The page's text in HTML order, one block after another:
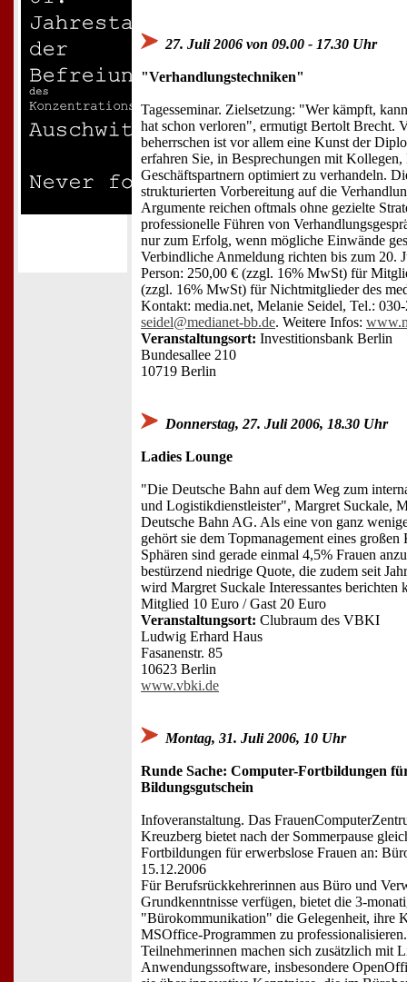
27. Juli 2006 von 09.00 - 17.30 Uhr
"Verhandlungstechniken"
Tagesseminar. Zielsetzung: "Wer kämpft,
hat schon verloren", ermutigt Bertolt Brecht.
beherrschen ist vor allem eine Kunst der
erfahren Sie, in Besprechungen mit
Geschäftspartnern optimiert zu verhandeln.
strukturierten Vorbereitung auf die
Argumente reichen oftmals ohne gezielte
professionelle Führen von
nur zum Erfolg, wenn mögliche Einwände
Verbindliche Anmeldung richten bis zum 20.
Person: 250,00 € (zzgl. 16% MwSt) für
(zzgl. 16% MwSt) für Nichtmitglieder des
Kontakt: media.net, Melanie Seidel, Tel.:
seidel@medianet-bb.de. Weitere Infos:
Veranstaltungsort: Investitionsbank Berlin
Bundesallee 210
10719 Berlin
Donnerstag, 27. Juli 2006, 18.30 Uhr
Ladies Lounge
"Die Deutsche Bahn auf dem Weg zum
und Logistikdienstleister", Margret Suckale,
Deutsche Bahn AG. Als eine von ganz
gehört sie dem Topmanagement eines
Sphären sind gerade einmal 4,5% Frauen
bestürzend niedrige Quote, die zudem seit
wird Margret Suckale Interessantes berichten
Mitglied 10 Euro / Gast 20 Euro
Veranstaltungsort: Clubraum des VBKI
Ludwig Erhard Haus
Fasanenstr. 85
10623 Berlin
www.vbki.de
Montag, 31. Juli 2006, 10 Uhr
Runde Sache: Computer-Fortbildungen
Bildungsgutschein
Infoveranstaltung. Das
Kreuzberg bietet nach der Sommerpause
Fortbildungen für erwerbslose Frauen an:
15.12.2006
Für Berufsrückkehrerinnen aus Büro und
Grundkenntnisse verfügen, bietet die 3-
"Bürokommunikation" die Gelegenheit, ihre
MSOffice-Programmen zu
Teilnehmerinnen machen sich zusätzlich mit
Anwendungssoftware, insbesondere